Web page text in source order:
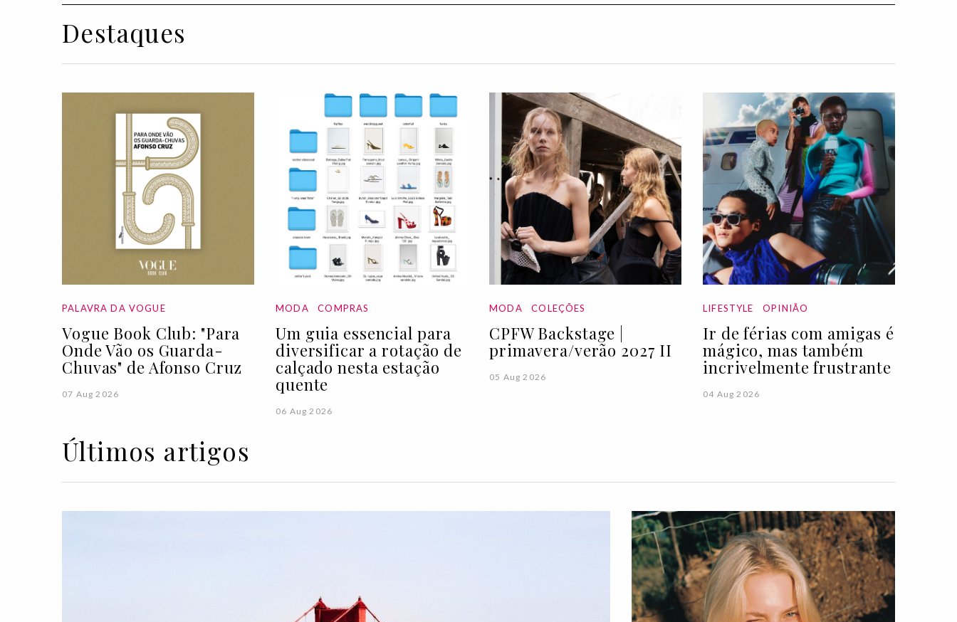
Destaques
PALAVRA DA VOGUE
Vogue Book Club: "Para
Onde Vão os Guarda-
Chuvas" de Afonso Cruz
07 Aug 2026
MODA COMPRAS
Um guia essencial para
diversificar a rotação de
calçado nesta estação
quente
06 Aug 2026
MODA COLEÇÕES
CPFW Backstage |
primavera/verão 2027 II
05 Aug 2026
LIFESTYLE OPINIÃO
Ir de férias com amigas é
mágico, mas também
incrivelmente frustrante
04 Aug 2026
Últimos artigos